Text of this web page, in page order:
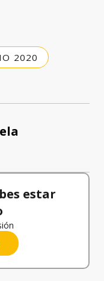
2020
estar